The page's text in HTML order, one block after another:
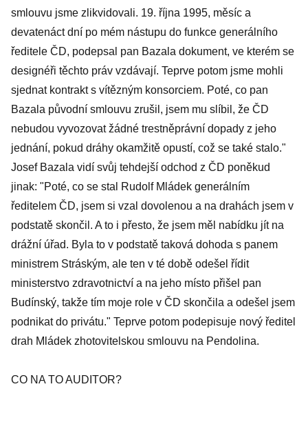
smlouvu jsme zlikvidovali. 19. října 1995, měsíc a
devatenáct dní po mém nástupu do funkce generálního
ředitele ČD, podepsal pan Bazala dokument, ve kterém se
designéři těchto práv vzdávají. Teprve potom jsme mohli
sjednat kontrakt s vítězným konsorciem. Poté, co pan
Bazala původní smlouvu zrušil, jsem mu slíbil, že ČD
nebudou vyvozovat žádné trestněprávní dopady z jeho
jednání, pokud dráhy okamžitě opustí, což se také stalo."
Josef Bazala vidí svůj tehdejší odchod z ČD poněkud
jinak: "Poté, co se stal Rudolf Mládek generálním
ředitelem ČD, jsem si vzal dovolenou a na drahách jsem v
podstatě skončil. A to i přesto, že jsem měl nabídku jít na
drážní úřad. Byla to v podstatě taková dohoda s panem
ministrem Stráským, ale ten v té době odešel řídit
ministerstvo zdravotnictví a na jeho místo přišel pan
Budínský, takže tím moje role v ČD skončila a odešel jsem
podnikat do privátu." Teprve potom podepisuje nový ředitel
drah Mládek zhotovitelskou smlouvu na Pendolina.
CO NA TO AUDITOR?